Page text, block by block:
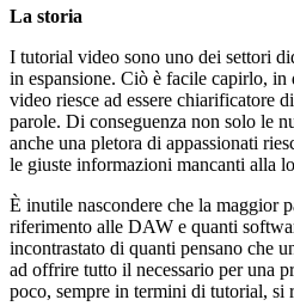
La storia
I tutorial video sono uno dei settori
in espansione. Ciò è facile capirlo, in
video riesce ad essere chiarificatore
parole. Di conseguenza non solo le
anche una pletora di appassionati
le giuste informazioni mancanti alla
È inutile nascondere che la maggior
riferimento alle DAW e quanti
incontrastato di quanti pensano che
ad offrire tutto il necessario per una
poco, sempre in termini di tutorial, si